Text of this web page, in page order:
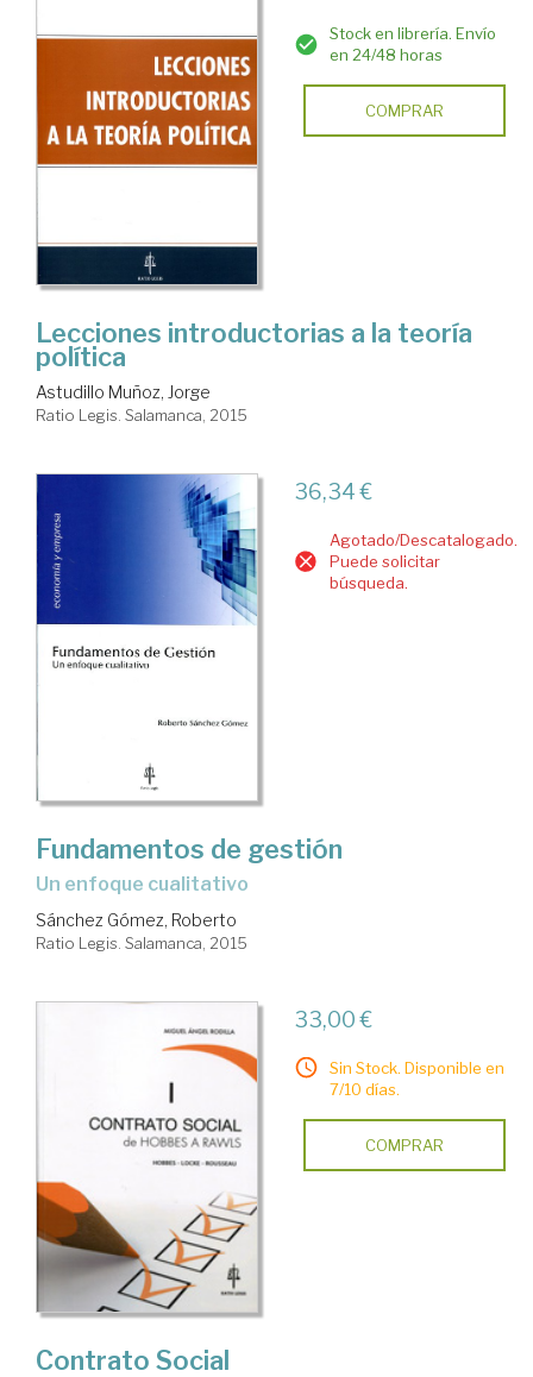
Stock en librería. Envío
en 24/48 horas
COMPRAR
Lecciones introductorias a la teoría
política
Astudillo Muñoz, Jorge
Ratio Legis. Salamanca, 2015
36,34 €
Agotado/Descatalogado.
Puede solicitar
búsqueda.
Fundamentos de gestión
un enfoque cualitativo
Sánchez Gómez, Roberto
Ratio Legis. Salamanca, 2015
33,00 €
Sin Stock. Disponible en
7/10 días.
COMPRAR
Contrato Social